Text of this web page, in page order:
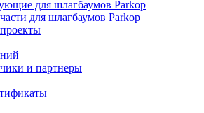
для шлагбаумов Parkop
для шлагбаумов Parkop
и партнеры